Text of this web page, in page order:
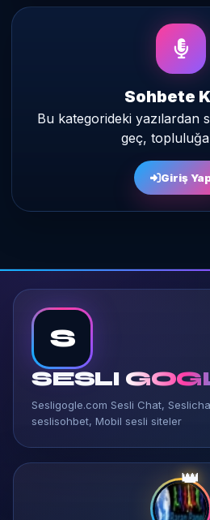
Sohbete
Bu kategorideki yazılardan
geç, topluluğa
Giriş
S
SESLI
Sesligogle.com Sesli Chat,
seslisohbet, Mobil sesli siteler
👑